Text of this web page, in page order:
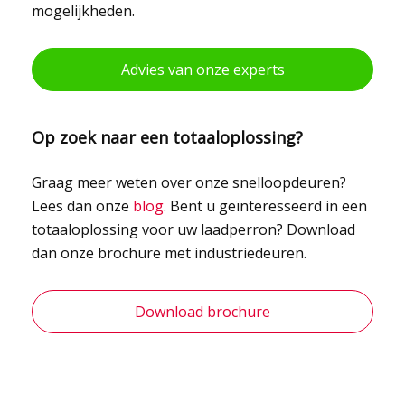
mogelijkheden.
Advies van onze experts
Op zoek naar een totaaloplossing?
Graag meer weten over onze snelloopdeuren?
Lees dan onze blog. Bent u geïnteresseerd in een
totaaloplossing voor uw laadperron? Download
dan onze brochure met industriedeuren.
Download brochure